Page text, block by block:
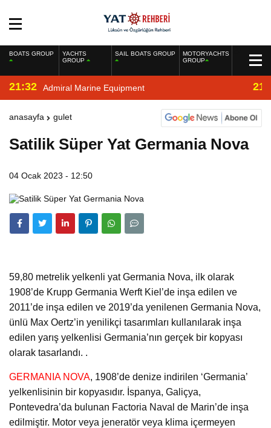
BOATS GROUP
YACHTS
GROUP
SAIL BOATS GROUP
MOTORYACHTS
GROUP
21:32 Admiral Marine Equipment
anasayfa gulet
Satilik Süper Yat Germania Nova
04 Ocak 2023 - 12:50
59,80 metrelik yelkenli yat Germania Nova, ilk olarak
1908’de Krupp Germania Werft Kiel’de inşa edilen ve
2011’de inşa edilen ve 2019’da yenilenen Germania Nova,
ünlü Max Oertz’in yenilikçi tasarımları kullanılarak inşa
edilen yarış yelkenlisi Germania’nın gerçek bir kopyası
olarak tasarlandı. .
GERMANIA NOVA, 1908’de denize indirilen ‘Germania’
yelkenlisinin bir kopyasıdır. İspanya, Galiçya,
Pontevedra’da bulunan Factoria Naval de Marin’de inşa
edilmiştir. Motor veya jeneratör veya klima içermeyen